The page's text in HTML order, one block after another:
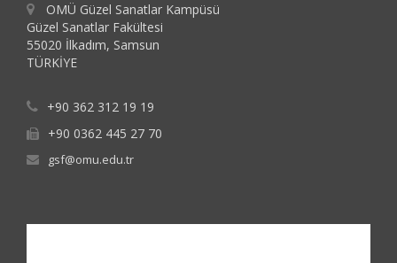
OMÜ Güzel Sanatlar Kampüsü
Güzel Sanatlar Fakültesi
55020 İlkadım, Samsun
TÜRKİYE
+90 362 312 19 19
+90 0362 445 27 70
gsf@omu.edu.tr